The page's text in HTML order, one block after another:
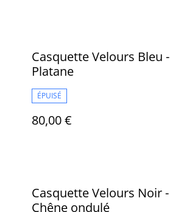
Casquette Velours Bleu -
Platane
ÉPUISÉ
80,00 €
Casquette Velours Noir -
Chêne ondulé